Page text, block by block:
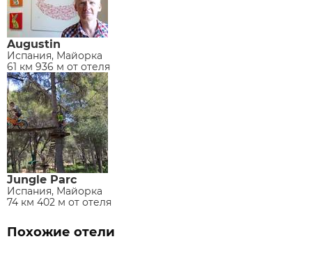
Augustin
Испания, Майорка
61 км 936 м от отеля
Jungle Parc
Испания, Майорка
74 км 402 м от отеля
Похожие отели